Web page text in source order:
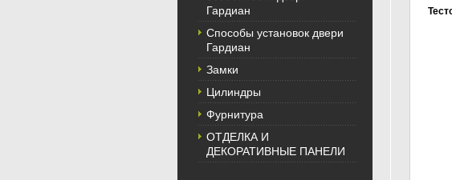
Гардиан
Способы установок двери
Гардиан
Замки
Цилиндры
Фурнитура
ОТДЕЛКА И
ДЕКОРАТИВНЫЕ ПАНЕЛИ
Как
Рак